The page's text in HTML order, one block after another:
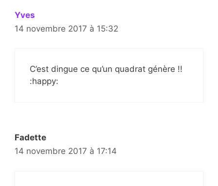
Yves
14 novembre 2017 à 15:32
C’est dingue ce qu’un quadrat génère !!
:happy:
Fadette
14 novembre 2017 à 17:14